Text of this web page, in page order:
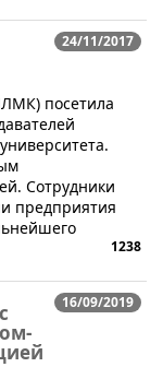
24/11/2017
посетила
Сотрудники
предприятия
1238
16/09/2019